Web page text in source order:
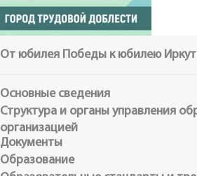
От юбилея Победы к юбилею
Основные сведения
Структура и органы управления
организацией
Документы
Образование